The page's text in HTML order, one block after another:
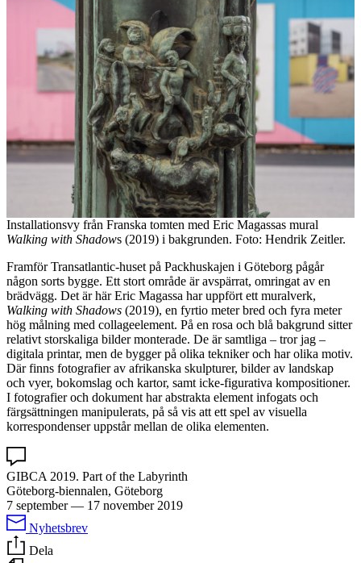
Installationsvy från Franska tomten med Eric Magassas mural
Walking with Shadows (2019) i bakgrunden. Foto: Hendrik Zeitler.
Framför Transatlantic-huset på Packhuskajen i Göteborg pågår
någon sorts bygge. Ett stort område är avspärrat, omringat av en
brädvägg. Det är här Eric Magassa har uppfört ett muralverk,
Walking with Shadows (2019), en fyrtio meter bred och fyra meter
hög målning med collageelement. På en rosa och blå bakgrund sitter
relativt storskaliga bilder monterade. De är samtliga – tror jag –
digitala printar, men de bygger på olika tekniker och har olika motiv.
Där finns fotografier av afrikanska skulpturer, bilder av landskap
och vyer, bokomslag och kartor, samt icke-figurativa kompositioner.
I fotografier och dokument har abstrakta element infogats och
färgsättningen manipulerats, på så vis att ett spel av visuella
korrespondenser uppstår mellan de olika elementen.
GIBCA 2019. Part of the Labyrinth
Göteborg-biennalen, Göteborg
7 september— 17 november 2019
Nyhetsbrev
Dela